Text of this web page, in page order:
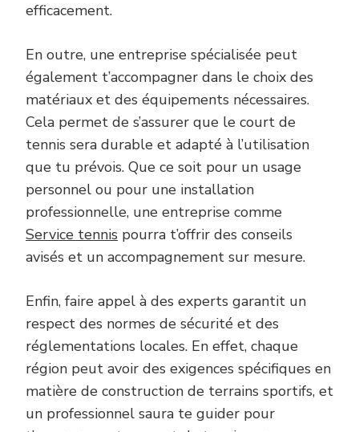
efficacement.
En outre, une entreprise spécialisée peut
également t’accompagner dans le choix des
matériaux et des équipements nécessaires.
Cela permet de s’assurer que le court de
tennis sera durable et adapté à l’utilisation
que tu prévois. Que ce soit pour un usage
personnel ou pour une installation
professionnelle, une entreprise comme
Service tennis pourra t’offrir des conseils
avisés et un accompagnement sur mesure.
Enfin, faire appel à des experts garantit un
respect des normes de sécurité et des
réglementations locales. En effet, chaque
région peut avoir des exigences spécifiques en
matière de construction de terrains sportifs, et
un professionnel saura te guider pour